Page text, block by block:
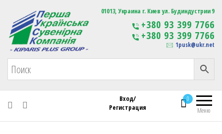
Первая Украинская Сувенирная Компания Изготовление
сувенирной продукции
с логотипом
01013, Украина г. Киев ул. Будиндустрии 9
+380 93 399 7766
+380 93 399 7766
1pusk@ukr.net
Меню
0
Вход/
Регистрация